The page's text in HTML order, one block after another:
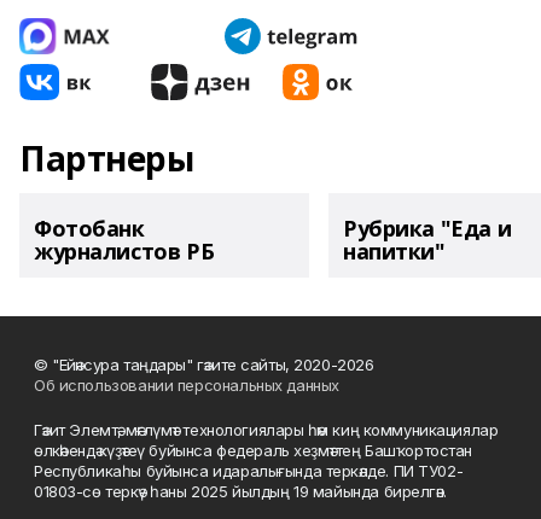
Партнеры
Фотобанк
журналистов РБ
Рубрика "Еда и
напитки"
© "Ейәнсура таңдары" гәзите сайты, 2020-2026
Об использовании персональных данных
Гәзит Элемтә, мәғлүмәт технологиялары һәм киң коммуникациялар
өлкәһендә күҙәтеү буйынса федераль хеҙмәттең Башҡортостан
Республикаһы буйынса идаралығында теркәлде. ПИ ТУ02-
01803-сө теркәү һаны 2025 йылдың 19 майында бирелгән.